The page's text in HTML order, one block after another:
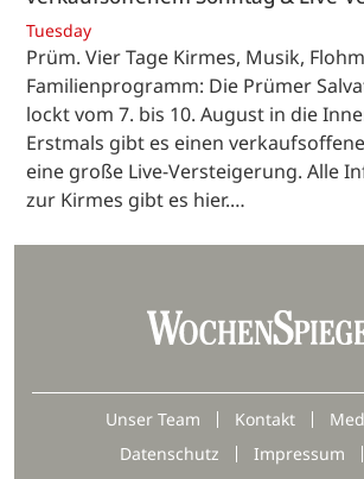
Tuesday
Prüm. Vier Tage Kirmes, Musik,
Familienprogramm: Die Prümer
lockt vom 7. bis 10. August in die
Erstmals gibt es einen
eine große Live-Versteigerung. Alle
zur Kirmes gibt es hier.…
Unser Team Kontakt
Datenschutz
Impressum